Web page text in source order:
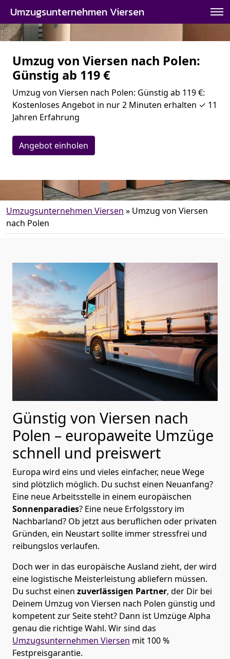
Umzugsunternehmen Viersen
Umzug von Viersen nach Polen:
Günstig ab 119 €
Umzug von Viersen nach Polen: Günstig ab 119 €:
Kostenloses Angebot in nur 2 Minuten erhalten ✓ 11
Jahren Erfahrung
Angebot einholen
Umzugsunternehmen Viersen » Umzug von Viersen
nach Polen
Günstig von Viersen nach
Polen – europaweite Umzüge
schnell und preiswert
Europa wird eins und vieles einfacher, neue Wege
sind plötzlich möglich. Du suchst einen Neuanfang?
Eine neue Arbeitsstelle in einem europäischen
Sonnenparadies? Eine neue Erfolgsstory im
Nachbarland? Ob jetzt aus beruflichen oder privaten
Gründen, ein Neustart sollte immer stressfrei und
reibungslos verlaufen.
Doch wer in das europäische Ausland zieht, der wird
eine logistische Meisterleistung abliefern müssen.
Du suchst einen zuverlässigen Partner, der Dir bei
Deinem Umzug von Viersen nach Polen günstig und
kompetent zur Seite steht? Dann ist Umzüge Alpha
genau die richtige Wahl. Wir sind das
Umzugsunternehmen Viersen mit 100 %
Festpreisgarantie.